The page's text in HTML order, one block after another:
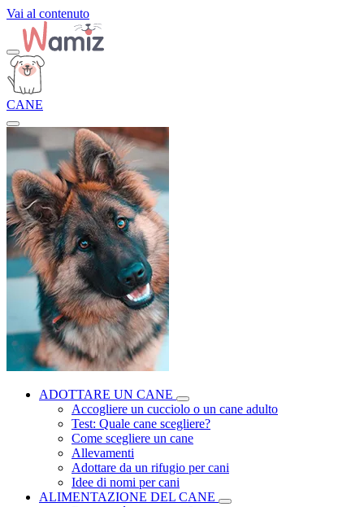
Vai al contenuto
CANE
ADOTTARE UN CANE
Accogliere un cucciolo o un cane adulto
Test: Quale cane scegliere?
Come scegliere un cane
Allevamenti
Adottare da un rifugio per cani
Idee di nomi per cani
ALIMENTAZIONE DEL CANE